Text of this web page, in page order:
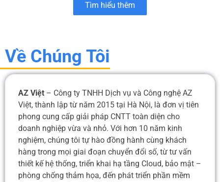
Tìm hiểu thêm
Về Chúng Tôi
AZ Việt – Công ty TNHH Dịch vụ và Công nghệ AZ
Việt, thành lập từ năm 2015 tại Hà Nội, là đơn vị tiên
phong cung cấp giải pháp CNTT toàn diện cho
doanh nghiệp vừa và nhỏ. Với hơn 10 năm kinh
nghiệm, chúng tôi tự hào đồng hành cùng khách
hàng trong mọi giai đoạn chuyển đổi số, từ tư vấn
thiết kế hệ thống, triển khai hạ tầng Cloud, bảo mật –
phòng chống thảm họa, đến phát triển phần mềm